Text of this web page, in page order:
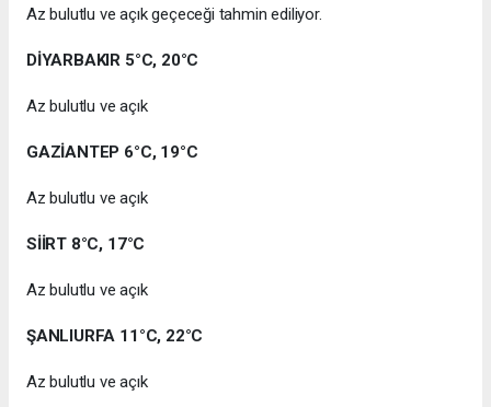
Az bulutlu ve açık geçeceği tahmin ediliyor.
DİYARBAKIR 5°C, 20°C
Az bulutlu ve açık
GAZİANTEP 6°C, 19°C
Az bulutlu ve açık
SİİRT 8°C, 17°C
Az bulutlu ve açık
ŞANLIURFA 11°C, 22°C
Az bulutlu ve açık